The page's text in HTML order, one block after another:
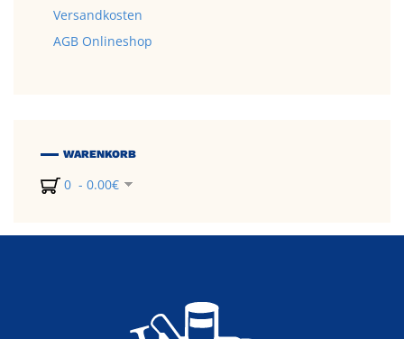
Versandkosten
AGB Onlineshop
WARENKORB
0 - 0.00€